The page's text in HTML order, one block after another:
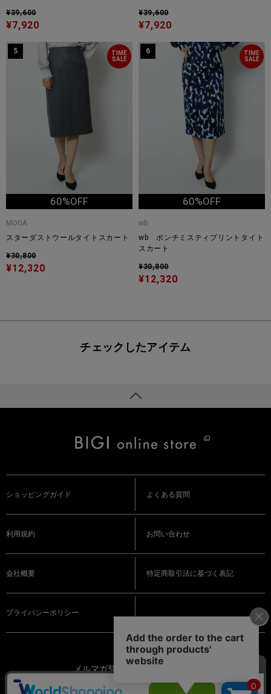
¥39,600
¥7,920
¥39,600
¥7,920
TIME
SALE
5
60%OFF
MOGA
スターダストウールタイトスカート
¥30,800
¥12,320
TIME
SALE
6
60%OFF
wb
wb ポンチミスティプリントタイト
スカート
¥30,800
¥12,320
チェックしたアイテム
ショッピングガイド よくある質問
利用規約 お問い合わせ
会社概要 特定商取引法に基づく表記
プライバシーポリシー
メルマガ登録